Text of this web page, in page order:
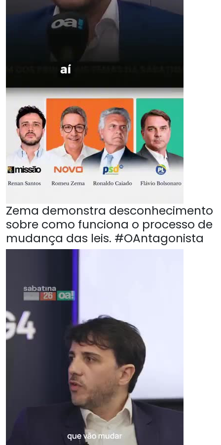
Zema demonstra desconhecimento
sobre como funciona o processo de
mudança das leis. #OAntagonista